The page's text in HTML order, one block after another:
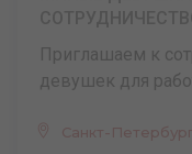
Приглашаем к
девушек для
Санкт-Петербург